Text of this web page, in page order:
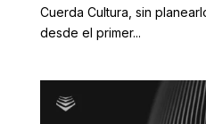
Cuerda Cultura, sin
desde el primer...